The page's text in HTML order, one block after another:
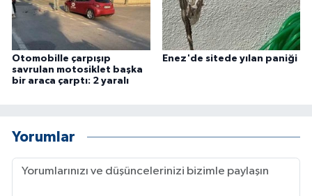
Otomobille çarpışıp
savrulan motosiklet başka
bir araca çarptı: 2 yaralı
Enez'de sitede yılan paniği
Yorumlar